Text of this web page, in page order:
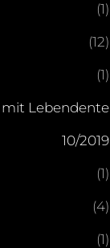
(1)
(12)
(1)
mit Lebendente
10/2019
(1)
(4)
(1)